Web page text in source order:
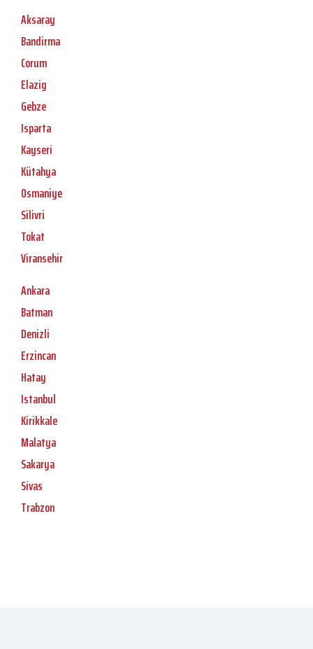
Aksaray
Bandirma
Corum
Elazig
Gebze
Isparta
Kayseri
Kütahya
Osmaniye
Silivri
Tokat
Viransehir
Ankara
Batman
Denizli
Erzincan
Hatay
Istanbul
Kirikkale
Malatya
Sakarya
Sivas
Trabzon